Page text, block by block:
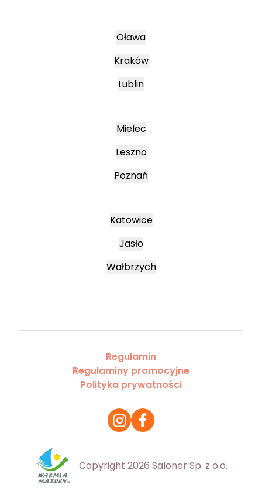
Oława
Kraków
Lublin
Mielec
Leszno
Poznań
Katowice
Jasło
Wałbrzych
Regulamin
Regulaminy promocyjne
Polityka prywatności
Copyright 2026 Saloner Sp. z o.o.